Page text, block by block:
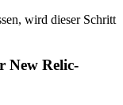
wird dieser Schritt
New Relic-